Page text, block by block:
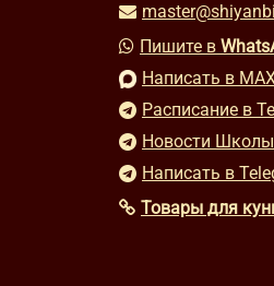
Пишите в
Написать в
Расписание в
Новости Школы
Написать в
Товары для